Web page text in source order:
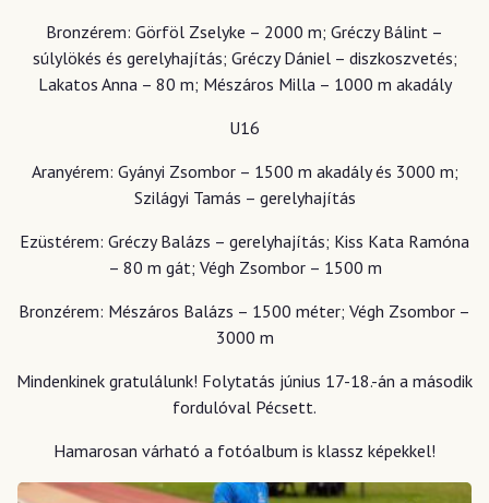
Bronzérem: Görföl Zselyke – 2000 m; Gréczy Bálint –
súlylökés és gerelyhajítás; Gréczy Dániel – diszkoszvetés;
Lakatos Anna – 80 m; Mészáros Milla – 1000 m akadály
U16
Aranyérem: Gyányi Zsombor – 1500 m akadály és 3000 m;
Szilágyi Tamás – gerelyhajítás
Ezüstérem: Gréczy Balázs – gerelyhajítás; Kiss Kata Ramóna
– 80 m gát; Végh Zsombor – 1500 m
Bronzérem: Mészáros Balázs – 1500 méter; Végh Zsombor –
3000 m
Mindenkinek gratulálunk! Folytatás június 17-18.-án a második
fordulóval Pécsett.
Hamarosan várható a fotóalbum is klassz képekkel!